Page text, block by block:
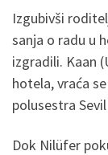
Izgubivši
sanja o radu u
izgradili. Kaan
hotela, vraća
polusestra
Dok Nilüfer